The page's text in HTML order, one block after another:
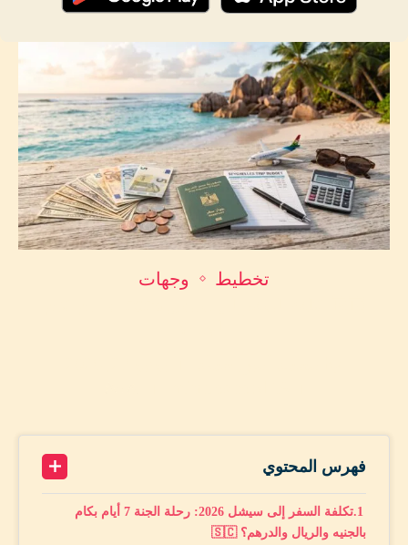
تخطيط وجهات
فهرس المحتوي
تكلفة السفر إلى سيشل 2026: رحلة الجنة 7 أيام بكام
بالجنيه والريال والدرهم؟ 🇸🇨